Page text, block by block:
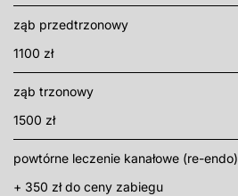
ząb przedtrzonowy
1100 zł
ząb trzonowy
1500 zł
powtórne leczenie kanałowe (re-endo)
+ 350 zł do ceny zabiegu